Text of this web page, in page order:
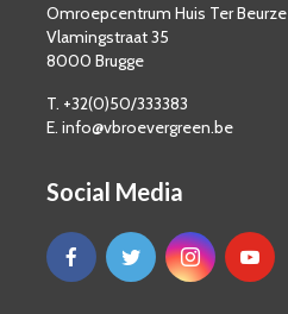
Omroepcentrum Huis Ter Beurze
Vlamingstraat 35
8000 Brugge
T. +32(0)50/333383
E. info@vbroevergreen.be
Social Media